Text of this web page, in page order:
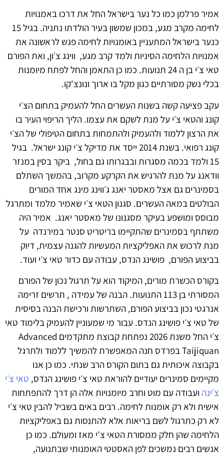
אמיר פרלמן כמו כל נער בישראל החל את דרכו באמנויות
לחימה מקרב מגע, במכון שמשון בעיר הולדתו נתניה. בגיל 15
כנער בישראל המתעניין באומנויות לחימה פגש לראשונה את
אמנויות הלחימה הסיניות ולמד קרב מגע, ווינג צ׳ון, ואת הפורם
טאי צ׳י בן ה 24 תנועות. כמו כן התאמן והחל לפתח מיומנות
בכלי נשק מסורתיים כגון מקל בו ארוך ונונצ'קו.
עקב פציעה קשה בשנות העשרים החל להעמיק בתחום הצ׳י
קונג והטאי צ׳י על מנת לשקם את עצמו. הליך הריפוי העיר בו
את הרצון ללמוד ולהעמיק ולהתמחות בתחום הטיפולי של הצ׳י
קונג רפואי. בשנת 2014 ייסד את מדיקל צ׳י קונג ישראל. בגיל
15 ולמד בכמה מסגרות ובבגרותו גם בחול, ביקר בסין במנזר
וודאנג על מנת להרגיש את הקרקע מקרוב, בהמשך השתלם
בסמינרים גם אצל מאסטר יאנג ג׳ווינג מינג אחד המורים
הבולטים במאה העשרים. סגנון הטאי צ׳י שאמיר מלמד ומתרגל
מבוסס ומושפע בעיקר מסגנונו של מאסטר יאנג. אמיר היה
משתתף בסמינרים שהתקיימו בריטריט סנטר במירנדה על
מנת לרכוש את האפליקציות המעשיות להגנה עצמית, דיוק
בביצוע הפורם, פושינג הנדס, עבודה עם כדור טאי צ׳י ועוד.
בקורס הכשרת מורים, המיקוד הוא על תרגול נכון של הפורם
המסורתי בן 113 התנועות. הבנה של עמידה , תרשים זרימה
אנרגטי נכון בביצוע הפורם, השתרשות ורכישת הבנה בסיסית
של טאי צ׳י פושינג הנדס. עבור מי שמעוניין להעמיק בלימוד טאי
צ׳י החל משנת 2026 נפתחת קבוצת מתקדמים Advanced
Taijiquan בפרדס חנה המאפשרת להמשיך ללמוד ולתרגל
בקבוצה איכותית גם בתום הקורס הרב שנתי. כמו כן אנו
מקיימים סמינרים יעודיים להוראת טאי צ׳י פושינג הנדס, טאי צ׳י
צ׳ינה ועבודה עם מוט וחרב מיומנויות אלה הן דרך להתפתחות
אישית ולא רק אומנות לחימה. רבים באים בשביל להבין טאי צ׳י
לא רק כתרגול לשם בריאות אלא להתנסות גם באפליקציות
הלחימה שהן חלק ממסורת הטאי צ'י מאז ומעולם. כמו כן
אנשים רבים נמשכים לפן האסטטי האומנותי שבתנועה,